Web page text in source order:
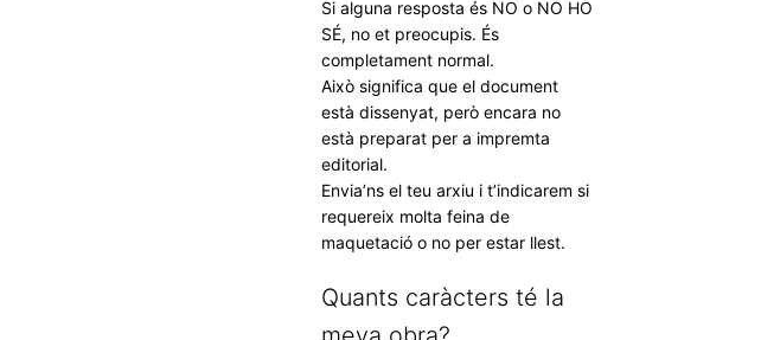
Si alguna resposta és NO o NO HO
SÉ, no et preocupis. És
completament normal.
Això significa que el document
està dissenyat, però encara no
està preparat per a impremta
editorial.
Envia’ns el teu arxiu i t’indicarem si
requereix molta feina de
maquetació o no per estar llest.
Quants caràcters té la